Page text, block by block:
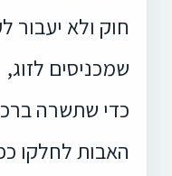
חוק ולא יעבור
שמכניסים לזוג,
כדי שתשרה
האבות לחלקו